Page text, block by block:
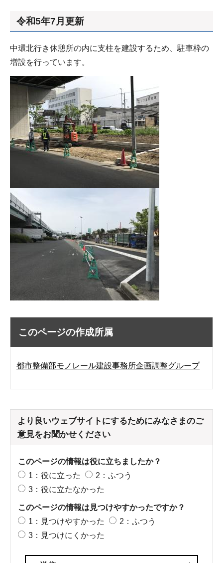
令和5年7月更新
中環北行き休憩所の内に支柱を建設するため、駐車枠の
増設を行っています。
このページの作成所属
都市整備部モノレール建設事務所企画調整グループ
より良いウェブサイトにするためにみなさまのご
意見をお聞かせください
このページの情報は役に立ちましたか？
1：役に立った
2：ふつう
3：役に立たなかった
このページの情報は見つけやすかったですか？
1：見つけやすかった
2：ふつう
3：見つけにくかった